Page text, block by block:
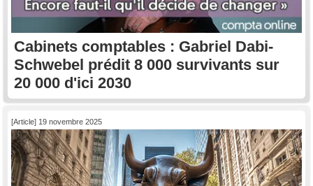
Cabinets comptables : Gabriel Dabi-
Schwebel prédit 8 000 survivants sur
20 000 d'ici 2030
[Article] 19 novembre 2025